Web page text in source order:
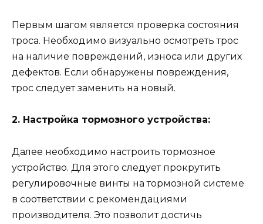
Первым шагом является проверка состояния
троса. Необходимо визуально осмотреть трос
на наличие повреждений, износа или других
дефектов. Если обнаружены повреждения,
трос следует заменить на новый.
2. Настройка тормозного устройства:
Далее необходимо настроить тормозное
устройство. Для этого следует прокрутить
регулировочные винты на тормозной системе
в соответствии с рекомендациями
производителя. Это позволит достичь